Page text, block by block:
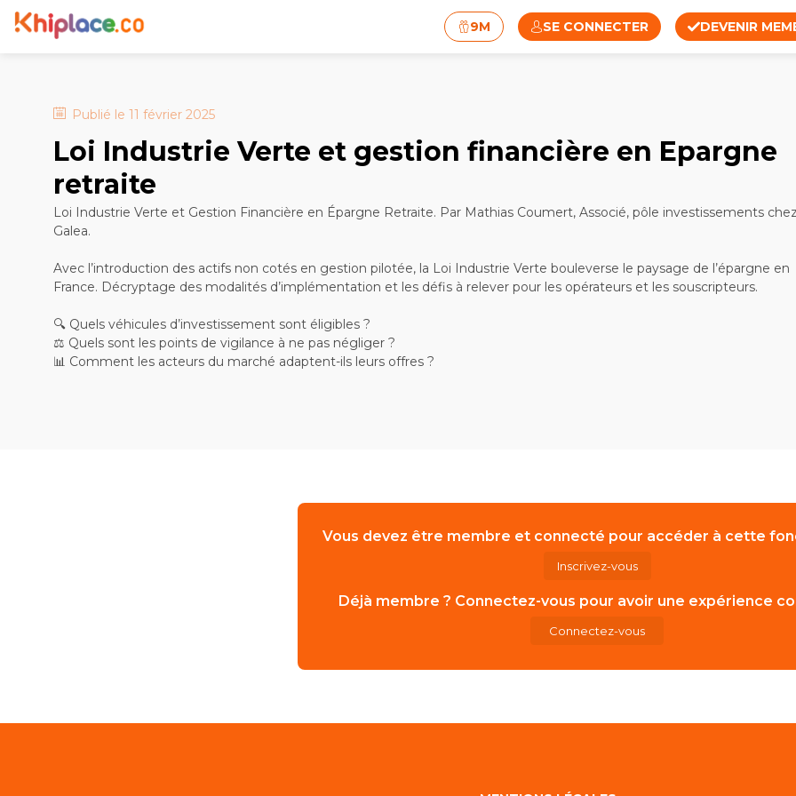
9M SE CONNECTER DEVENIR
Publié le 11 février 2025
Loi Industrie Verte et gestion financière en Epargne
retraite
Loi Industrie Verte et Gestion Financière en Épargne Retraite. Par Mathias Coumert, Associé, pôle investissements chez
Galea.
Avec l’introduction des actifs non cotés en gestion pilotée, la Loi Industrie Verte bouleverse le paysage de l’épargne en
France. Décryptage des modalités d’implémentation et les défis à relever pour les opérateurs et les souscripteurs.
🔍 Quels véhicules d’investissement sont éligibles ?
⚖️ Quels sont les points de vigilance à ne pas négliger ?
Vous devez être membre et connecté pour accéder à cette
Inscrivez-vous
Déjà membre ? Connectez-vous pour avoir une expérience
Connectez-vous